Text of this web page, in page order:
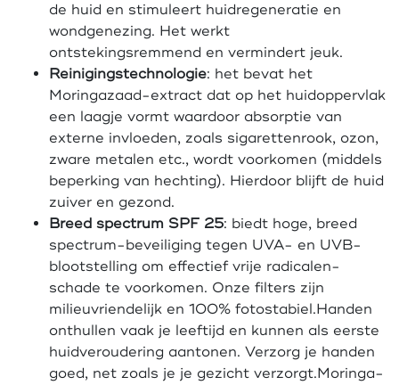
de huid en stimuleert huidregeneratie en
wondgenezing. Het werkt
ontstekingsremmend en vermindert jeuk.
Reinigingstechnologie: het bevat het
Moringazaad-extract dat op het huidoppervlak
een laagje vormt waardoor absorptie van
externe invloeden, zoals sigarettenrook, ozon,
zware metalen etc., wordt voorkomen (middels
beperking van hechting). Hierdoor blijft de huid
zuiver en gezond.
Breed spectrum SPF 25: biedt hoge, breed
spectrum-beveiliging tegen UVA- en UVB-
blootstelling om effectief vrije radicalen-
schade te voorkomen. Onze filters zijn
milieuvriendelijk en 100% fotostabiel.Handen
onthullen vaak je leeftijd en kunnen als eerste
huidveroudering aantonen. Verzorg je handen
goed, net zoals je je gezicht verzorgt.Moringa-